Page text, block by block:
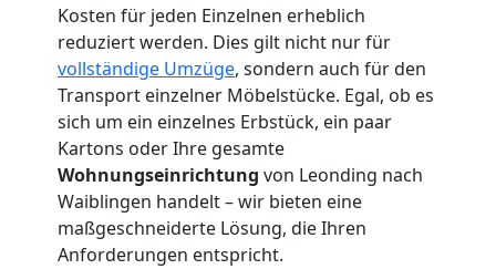
Kosten für jeden Einzelnen erheblich
reduziert werden. Dies gilt nicht nur für
vollständige Umzüge, sondern auch für den
Transport einzelner Möbelstücke. Egal, ob es
sich um ein einzelnes Erbstück, ein paar
Kartons oder Ihre gesamte
Wohnungseinrichtung von Leonding nach
Waiblingen handelt – wir bieten eine
maßgeschneiderte Lösung, die Ihren
Anforderungen entspricht.
Leonding
Möbelmontage
Leonding
Möbeltransport